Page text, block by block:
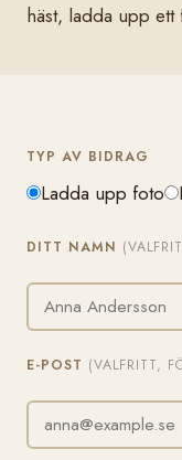
häst, ladda upp
TYP AV BIDRAG
Ladda upp foto
DITT NAMN
E-POST (VALFRITT,